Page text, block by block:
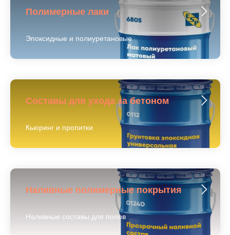
Полимерные лаки
Эпоксидные и полиуретановые
Составы для ухода за бетоном
Кьюринг и пропитки
Наливные полимерные покрытия
Наливные составы для полов